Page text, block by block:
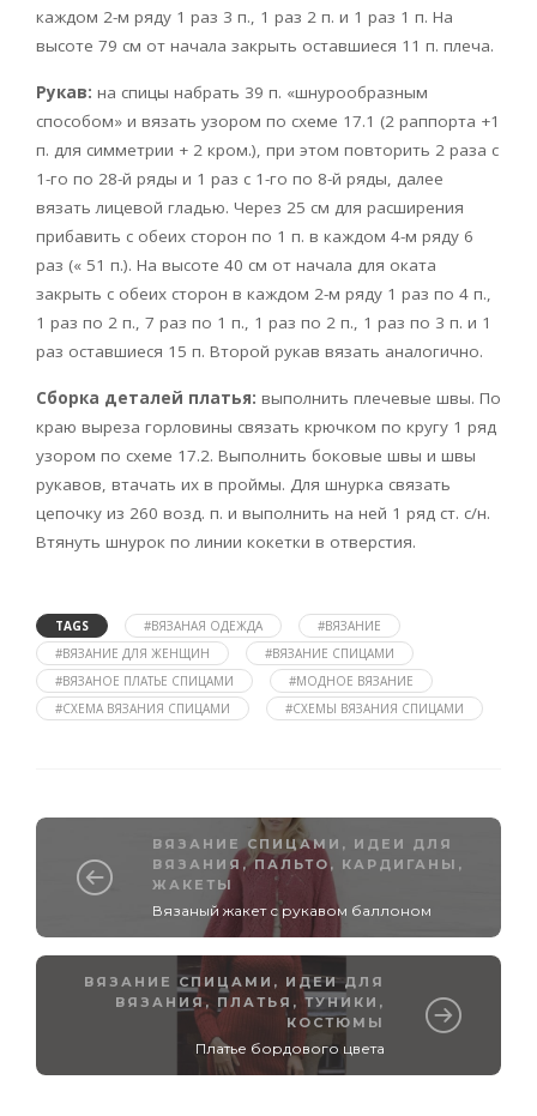
каждом 2-м ряду 1 раз 3 п., 1 раз 2 п. и 1 раз 1 п. На
высоте 79 см от начала закрыть оставшиеся 11 п. плеча.
Рукав: на спицы набрать 39 п. «шнурообразным
способом» и вязать узором по схеме 17.1 (2 раппорта +1
п. для симметрии + 2 кром.), при этом повторить 2 раза с
1-го по 28-й ряды и 1 раз с 1-го по 8-й ряды, далее
вязать лицевой гладью. Через 25 см для расширения
прибавить с обеих сторон по 1 п. в каждом 4-м ряду 6
раз (« 51 п.). На высоте 40 см от начала для оката
закрыть с обеих сторон в каждом 2-м ряду 1 раз по 4 п.,
1 раз по 2 п., 7 раз по 1 п., 1 раз по 2 п., 1 раз по 3 п. и 1
раз оставшиеся 15 п. Второй рукав вязать аналогично.
Сборка деталей платья: выполнить плечевые швы. По
краю выреза горловины связать крючком по кругу 1 ряд
узором по схеме 17.2. Выполнить боковые швы и швы
рукавов, втачать их в проймы. Для шнурка связать
цепочку из 260 возд. п. и выполнить на ней 1 ряд ст. с/н.
Втянуть шнурок по линии кокетки в отверстия.
TAGS #ВЯЗАНАЯ ОДЕЖДА
#ВЯЗАНИЕ
#ВЯЗАНИЕ ДЛЯ ЖЕНЩИН
#ВЯЗАНИЕ СПИЦАМИ
#ВЯЗАНОЕ ПЛАТЬЕ СПИЦАМИ
#МОДНОЕ ВЯЗАНИЕ
#СХЕМА ВЯЗАНИЯ СПИЦАМИ
#СХЕМЫ ВЯЗАНИЯ СПИЦАМИ
ВЯЗАНИЕ СПИЦАМИ , ИДЕИ ДЛЯ
ВЯЗАНИЯ ,ПАЛЬТО, КАРДИГАНЫ,
ЖАКЕТЫ
Вязаный жакет с рукавом баллоном
ВЯЗАНИЕ СПИЦАМИ , ИДЕИ ДЛЯ
ВЯЗАНИЯ, ПЛАТЬЯ, ТУНИКИ,
КОСТЮМЫ
Платье бордового цвета